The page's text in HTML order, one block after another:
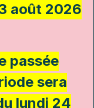
août 2026
passée
sera
lundi 24